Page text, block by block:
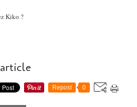
Kiko ?
Repost 0